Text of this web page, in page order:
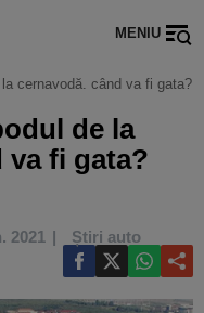
MENIU
cernavodă. când va fi gata?
de la
va fi gata?
2021 Știri auto